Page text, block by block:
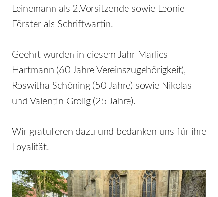
Leinemann als 2.Vorsitzende sowie Leonie
Förster als Schriftwartin.
Geehrt wurden in diesem Jahr Marlies
Hartmann (60 Jahre Vereinszugehörigkeit),
Roswitha Schöning (50 Jahre) sowie Nikolas
und Valentin Grolig (25 Jahre).
Wir gratulieren dazu und bedanken uns für ihre
Loyalität.